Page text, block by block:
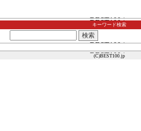
キーワード検索
(C)BEST100.jp